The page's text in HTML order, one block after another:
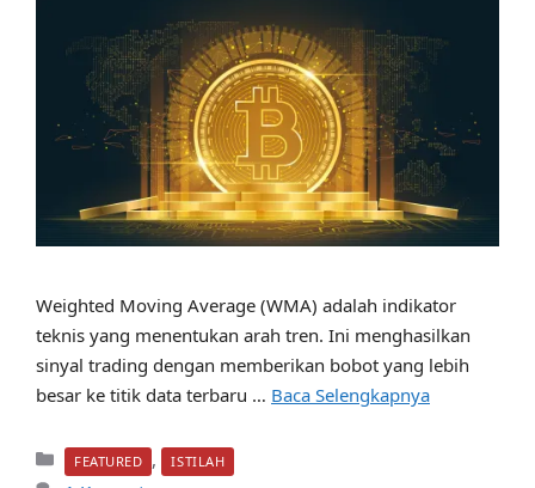
Weighted Moving Average (WMA) adalah indikator
teknis yang menentukan arah tren. Ini menghasilkan
sinyal trading dengan memberikan bobot yang lebih
besar ke titik data terbaru … Baca Selengkapnya
Kategori
FEATURED , ISTILAH